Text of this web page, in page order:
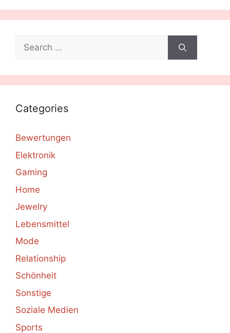
Search
for:
Categories
Bewertungen
Elektronik
Gaming
Home
Jewelry
Lebensmittel
Mode
Relationship
Schönheit
Sonstige
Soziale Medien
Sports